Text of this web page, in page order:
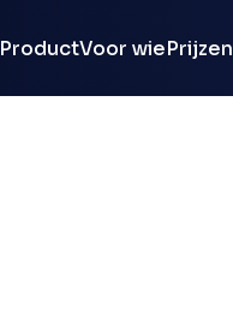
ProductVoor wiePrijzen